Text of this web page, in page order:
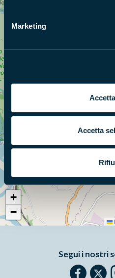
Marketing
Accetta
+
−
Segui i nostri